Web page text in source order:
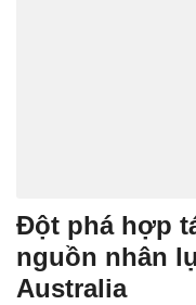
Đột phá hợp
nguồn nhân
Australia